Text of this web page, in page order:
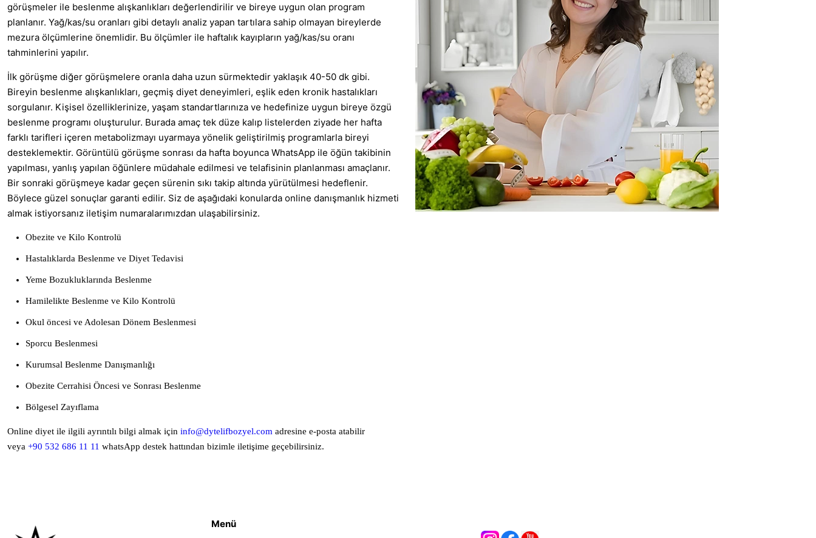
görüşmeler ile beslenme alışkanlıkları değerlendirilir ve bireye uygun olan program
planlanır. Yağ/kas/su oranları gibi detaylı analiz yapan tartılara sahip olmayan bireylerde
mezura ölçümlerine önemlidir. Bu ölçümler ile haftalık kayıpların yağ/kas/su oranı
tahminlerini yapılır.
İlk görüşme diğer görüşmelere oranla daha uzun sürmektedir yaklaşık 40-50 dk gibi.
Bireyin beslenme alışkanlıkları, geçmiş diyet deneyimleri, eşlik eden kronik hastalıkları
sorgulanır. Kişisel özelliklerinize, yaşam standartlarınıza ve hedefinize uygun bireye özgü
beslenme programı oluşturulur. Burada amaç tek düze kalıp listelerden ziyade her hafta
farklı tarifleri içeren metabolizmayı uyarmaya yönelik geliştirilmiş programlarla bireyi
desteklemektir. Görüntülü görüşme sonrası da hafta boyunca WhatsApp ile öğün takibinin
yapılması, yanlış yapılan öğünlere müdahale edilmesi ve telafisinin planlanması amaçlanır.
Bir sonraki görüşmeye kadar geçen sürenin sıkı takip altında yürütülmesi hedeflenir.
Böylece güzel sonuçlar garanti edilir. Siz de aşağıdaki konularda online danışmanlık hizmeti
almak istiyorsanız iletişim numaralarımızdan ulaşabilirsiniz.
Obezite ve Kilo Kontrolü
Hastalıklarda Beslenme ve Diyet Tedavisi
Yeme Bozukluklarında Beslenme
Hamilelikte Beslenme ve Kilo Kontrolü
Okul öncesi ve Adolesan Dönem Beslenmesi
Sporcu Beslenmesi
Kurumsal Beslenme Danışmanlığı
Obezite Cerrahisi Öncesi ve Sonrası Beslenme
Bölgesel Zayıflama
Online diyet ile ilgili ayrıntılı bilgi almak için info@dytelifbozyel.com adresine e-posta atabilir
veya +90 532 686 11 11 whatsApp destek hattından bizimle iletişime geçebilirsiniz.
Menü